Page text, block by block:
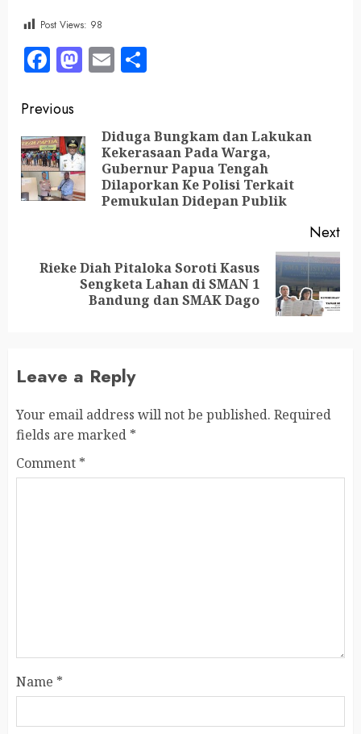
Post Views: 98
Facebook
Mastodon
Email
Previous
Diduga Bungkam dan Lakukan
Kekerasaan Pada Warga,
Gubernur Papua Tengah
Dilaporkan Ke Polisi Terkait
Pemukulan Didepan Publik
Next
Rieke Diah Pitaloka Soroti Kasus
Sengketa Lahan di SMAN 1
Bandung dan SMAK Dago
Leave a Reply
Your email address will not be published. Required
fields are marked *
Comment *
Name *